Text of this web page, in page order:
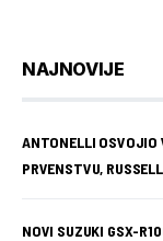
NAJNOVIJE
ANTONELLI OSVOJIO
PRVENSTVU,
NOVI SUZUKI GSX-